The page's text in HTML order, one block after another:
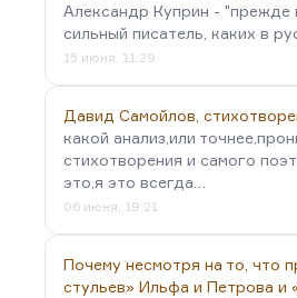
Александр Куприн - "прежде
сильный писатель, каких в
15 июня, 11:29
Давид Самойлов,
какой анализ,или
стихотворения и самого
это,я это всегда…
06 июня, 19:21
Почему несмотря на то, что
стульев» Ильфа и Петрова и